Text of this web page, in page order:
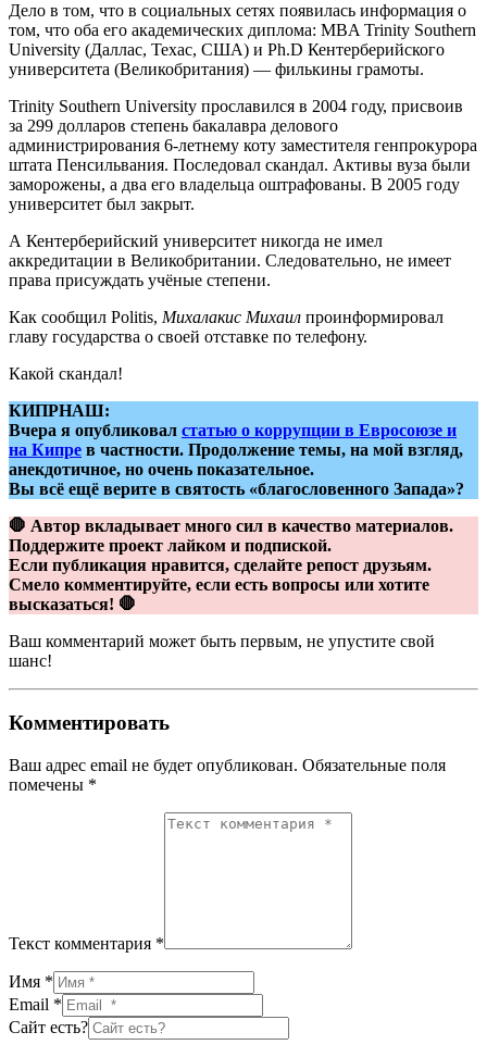
Дело в том, что в социальных сетях появилась информация о
том, что оба его академических диплома: MBA Trinity Southern
University (Даллас, Техас, США) и Ph.D Кентерберийского
университета (Великобритания) — филькины грамоты.
Trinity Southern University прославился в 2004 году, присвоив
за 299 долларов степень бакалавра делового
администрирования 6-летнему коту заместителя генпрокурора
штата Пенсильвания. Последовал скандал. Активы вуза были
заморожены, а два его владельца оштрафованы. В 2005 году
университет был закрыт.
А Кентерберийский университет никогда не имел
аккредитации в Великобритании. Следовательно, не имеет
права присуждать учёные степени.
Как сообщил Politis, Михалакис Михаил проинформировал
главу государства о своей отставке по телефону.
Какой скандал!
КИПРНАШ:
Вчера я опубликовал статью о коррупции в Евросоюзе и
на Кипре в частности. Продолжение темы, на мой взгляд,
анекдотичное, но очень показательное.
Вы всё ещё верите в святость «благословенного Запада»?
🛑 Автор вкладывает много сил в качество материалов.
Поддержите проект лайком и подпиской.
Если публикация нравится, сделайте репост друзьям.
Смело комментируйте, если есть вопросы или хотите
высказаться! 🛑
Ваш комментарий может быть первым, не упустите свой
шанс!
Комментировать
Ваш адрес email не будет опубликован. Обязательные поля
помечены *
Текст комментария *
Имя *
Email *
Сайт есть?